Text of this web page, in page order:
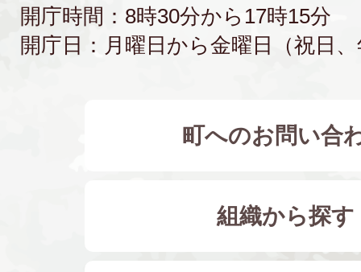
開庁時間：8時30分から17時15分
開庁日：月曜日から金曜日（祝日
町へのお問い合
組織から探す